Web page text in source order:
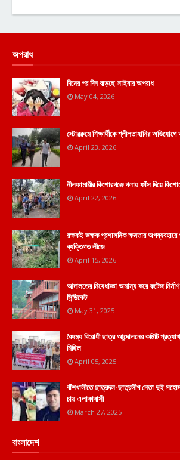
অপরাধ
দিনের পর দিন বাড়ছে সাইবার অপরাধ
May 04, 2026
স্টোররুমে শিক্ষার্থীকে শ্লীলতাহানির
April 23, 2026
নীলফামারীর কিশোরগঞ্জে গলায় ফাঁস দিয়ে
April 22, 2026
রক্ষকই ভক্ষক প্রশাসনিক ক্ষমতার
ব্যক্তিগত লীজে
April 15, 2026
আদালতের নিষেধাজ্ঞা অমান্য করে কটেজ
সিন্ডিকেট
May 31, 2025
বৈষম্য বিরোধী ছাত্র আন্দোলনের কমিটি
মিছিল
April 05, 2025
বাঁশখালীতে ছাত্রদল-ছাত্রলীগ নেতা দুই
চায় এলাকাবাসী
March 27, 2025
বাংলাদেশ